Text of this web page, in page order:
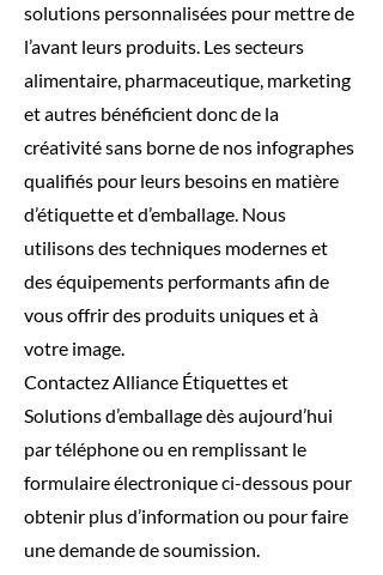
solutions personnalisées pour mettre de
l’avant leurs produits. Les secteurs
alimentaire, pharmaceutique, marketing
et autres bénéficient donc de la
créativité sans borne de nos infographes
qualifiés pour leurs besoins en matière
d’étiquette et d’emballage. Nous
utilisons des techniques modernes et
des équipements performants afin de
vous offrir des produits uniques et à
votre image.
Contactez Alliance Étiquettes et
Solutions d’emballage dès aujourd’hui
par téléphone ou en remplissant le
formulaire électronique ci-dessous pour
obtenir plus d’information ou pour faire
une demande de soumission.